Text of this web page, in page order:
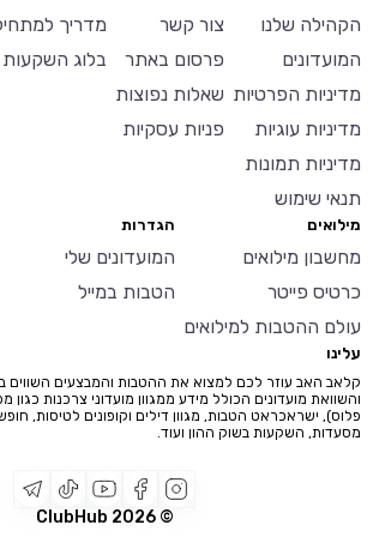
© ClubHub
2026
הקהילה שלנו
המועדונים
מדיניות הפרטיות
מדיניות עוגיות
מדיניות תמונות
תנאי שימוש
צור קשר
פרסום באתר
שאלות נפוצות
פניות עסקיות
מדריך
בלוג השקעות
מילואים
מחשבון מילואים
כרטיס פייטר
עולם ההטבות למילואים
הגדרות
המועדונים שלי
הטבות במייל
עלינו
קלאב האב עוזר לכם למצוא את ההטבות והמבצעים השווים
והשוואת מועדונים הכולל מידע ממגוון מועדוני צרכנות כגון
פלוס), ישראכראט הטבות, מגוון דילים וקופונים לטיסות,
מסעדות, השקעות בשוק ההון ועוד.